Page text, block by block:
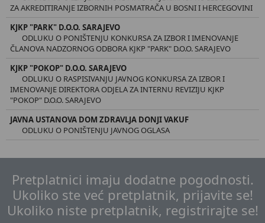
ZA AKREDITIRANJE IZBORNIH POSMATRAČA U BOSNI I HERCEGOVINI
KJKP "PARK" D.O.O. SARAJEVO
ODLUKU O PONIŠTENJU KONKURSA ZA IZBOR I IMENOVANJE
ČLANOVA NADZORNOG ODBORA KJKP "PARK" D.O.O. SARAJEVO
KJKP "POKOP" D.O.O. SARAJEVO
ODLUKU O RASPISIVANJU JAVNOG KONKURSA ZA IZBOR I
IMENOVANJE DIREKTORA ODJELA ZA INTERNU REVIZIJU KJKP
"POKOP" D.O.O. SARAJEVO
JAVNA USTANOVA DOM ZDRAVLJA DONJI VAKUF
ODLUKU O PONIŠTENJU JAVNOG OGLASA
Pretplatnici imaju dodatne pogodnosti.
Ukoliko ste već pretplatnik, prijavite se!
Ukoliko niste pretplatnik, registrirajte se!